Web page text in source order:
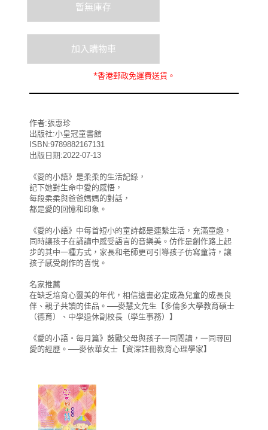
*香港郵政免運費送貨。
作者:張惠珍
出版社:小皇冠童書館
ISBN:9789882167131
出版日期:2022-07-13
《愛的小語》是柔柔的生活記錄，
記下她對生命中愛的感悟，
每段柔柔與爸爸媽媽的對話，
都是愛的回憶和印象。
《愛的小語》中每首短小的童詩都是連繫生活，充滿童趣，
同時讓孩子在誦讀中感受語言的音樂美。仿作是創作路上起
步的其中一種方式，家長和老師更可引導孩子仿寫童詩，讓
孩子感受創作的喜悅。
名家推薦
在缺乏培育心靈美的年代，相信這書必定成為兒童的成長良
伴、親子共讀的佳品。──麥慧文先生【多倫多大學教育碩士
（德育）、中學退休副校長（學生事務）】
《愛的小語‧每月篇》鼓勵父母與孩子一同閱讀，一同尋回
愛的經歷。──麥依華女士【資深註冊教育心理學家】